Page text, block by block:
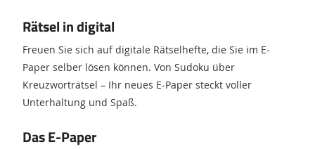
Rätsel in digital
Freuen Sie sich auf digitale Rätselhefte, die Sie im E-
Paper selber lösen können. Von Sudoku über
Kreuzworträtsel – Ihr neues E-Paper steckt voller
Unterhaltung und Spaß.
Das E-Paper